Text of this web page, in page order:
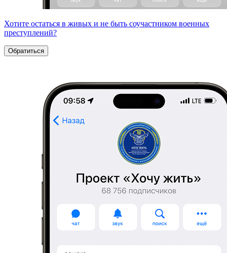
Хотите остаться в живых и не быть соучастником военных
преступлений?
Обратиться